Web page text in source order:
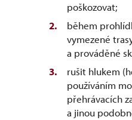
poškozovat;
během
vymezené
a prováděné
rušit hlukem
používáním
přehrávacích
a jinou